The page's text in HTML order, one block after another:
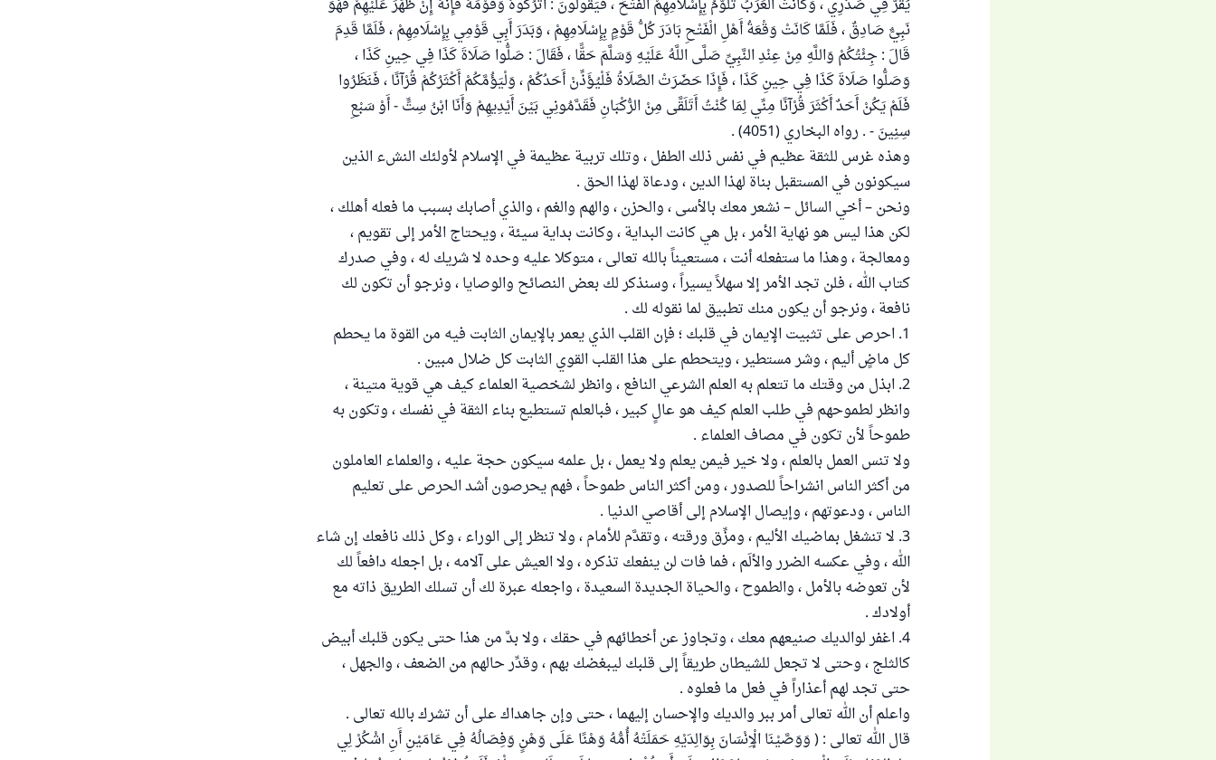
يُقَرُّ فِي صَدْرِي ، وَكَانَتْ الْعَرَبُ تَلَوَّمُ بِإِسْلَامِهِمْ الْفَتْحَ ، فَيَقُولُونَ : اتْرُكُوهُ وَقَوْمَهُ فَإِنَّهُ إِنْ ظَهَرَ عَلَيْهِمْ فَهُوَ
نَبِيٌّ صَادِقٌ ، فَلَمَّا كَانَتْ وَقْعَةُ أَهْلِ الْفَتْحِ بَادَرَ كُلُّ قَوْمٍ بِإِسْلَامِهِمْ ، وَبَدَرَ أَبِي قَوْمِي بِإِسْلَامِهِمْ ، فَلَمَّا قَدِمَ
قَالَ : جِئْتُكُمْ وَاللَّهِ مِنْ عِنْدِ النَّبِيِّ صَلَّى اللَّهُ عَلَيْهِ وَسَلَّمَ حَقًّا ، فَقَالَ : صَلُّوا صَلَاةَ كَذَا فِي حِينِ كَذَا ،
وَصَلُّوا صَلَاةَ كَذَا فِي حِينِ كَذَا ، فَإِذَا حَضَرَتْ الصَّلَاةُ فَلْيُؤَذِّنْ أَحَدُكُمْ ، وَلْيَؤُمَّكُمْ أَكْثَرُكُمْ قُرْآنًا ، فَنَظَرُوا
فَلَمْ يَكُنْ أَحَدٌ أَكْثَرَ قُرْآنًا مِنِّي لِمَا كُنْتُ أَتَلَقَّى مِنْ الرُّكْبَانِ فَقَدَّمُونِي بَيْنَ أَيْدِيهِمْ وَأَنَا ابْنُ سِتٍّ - أَوْ سَبْعِ
سِنِينَ - . رواه البخاري (4051) .
وهذه غرس للثقة عظيم في نفس ذلك الطفل ، وتلك تربية عظيمة في الإسلام لأولئك النشء الذين
سيكونون في المستقبل بناة لهذا الدين ، ودعاة لهذا الحق .
ونحن – أخي السائل – نشعر معك بالأسى ، والحزن ، والهم والغم ، والذي أصابك بسبب ما فعله أهلك ،
لكن هذا ليس هو نهاية الأمر ، بل هي كانت البداية ، وكانت بداية سيئة ، ويحتاج الأمر إلى تقويم ،
ومعالجة ، وهذا ما ستفعله أنت ، مستعيناً بالله تعالى ، متوكلا عليه وحده لا شريك له ، وفي صدرك
كتاب الله ، فلن تجد الأمر إلا سهلاً يسيراً ، وسنذكر لك بعض النصائح والوصايا ، ونرجو أن تكون لك
نافعة ، ونرجو أن يكون منك تطبيق لما نقوله لك .
1. احرص على تثبيت الإيمان في قلبك ؛ فإن القلب الذي يعمر بالإيمان الثابت فيه من القوة ما يحطم
كل ماضٍ أليم ، وشر مستطير ، ويتحطم على هذا القلب القوي الثابت كل ضلال مبين .
2. ابذل من وقتك ما تتعلم به العلم الشرعي النافع ، وانظر لشخصية العلماء كيف هي قوية متينة ،
وانظر لطموحهم في طلب العلم كيف هو عالٍ كبير ، فبالعلم تستطيع بناء الثقة في نفسك ، وتكون به
طموحاً لأن تكون في مصاف العلماء .
ولا تنس العمل بالعلم ، ولا خير فيمن يعلم ولا يعمل ، بل علمه سيكون حجة عليه ، والعلماء العاملون
من أكثر الناس انشراحاً للصدور ، ومن أكثر الناس طموحاً ، فهم يحرصون أشد الحرص على تعليم
الناس ، ودعوتهم ، وإيصال الإسلام إلى أقاصي الدنيا .
3. لا تنشغل بماضيك الأليم ، ومزِّق ورقته ، وتقدَّم للأمام ، ولا تنظر إلى الوراء ، وكل ذلك نافعك إن شاء
الله ، وفي عكسه الضرر والألَم ، فما فات لن ينفعك تذكره ، ولا العيش على آلامه ، بل اجعله دافعاً لك
لأن تعوضه بالأمل ، والطموح ، والحياة الجديدة السعيدة ، واجعله عبرة لك أن تسلك الطريق ذاته مع
أولادك .
4. اغفر لوالديك صنيعهم معك ، وتجاوز عن أخطائهم في حقك ، ولا بدَّ من هذا حتى يكون قلبك أبيض
كالثلج ، وحتى لا تجعل للشيطان طريقاً إلى قلبك ليبغضك بهم ، وقدِّر حالهم من الضعف ، والجهل ،
حتى تجد لهم أعذاراً في فعل ما فعلوه .
واعلم أن الله تعالى أمر ببر والديك والإحسان إليهما ، حتى وإن جاهداك على أن تشرك بالله تعالى .
قال الله تعالى : ( وَوَصَّيْنَا الْإِنْسَانَ بِوَالِدَيْهِ حَمَلَتْهُ أُمُّهُ وَهْنًا عَلَى وَهْنٍ وَفِصَالُهُ فِي عَامَيْنِ أَنِ اشْكُرْ لِي